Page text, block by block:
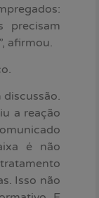
precisam
afirmou.
a reação
é não
Isso não